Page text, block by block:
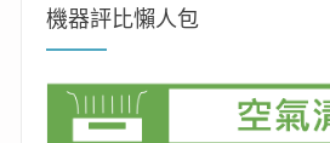
機器評比懶人包